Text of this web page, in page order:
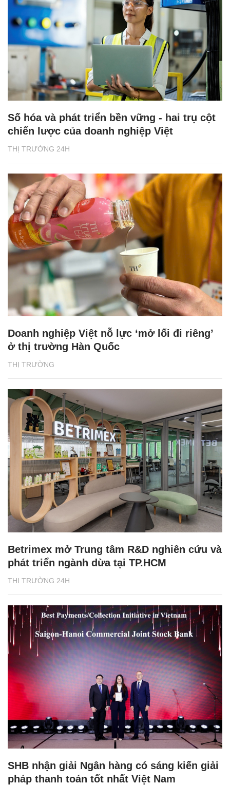
THỊ TRƯỜNG 24H
Số hóa và phát triển bền vững - hai trụ cột
chiến lược của doanh nghiệp Việt
THỊ TRƯỜNG
Doanh nghiệp Việt nỗ lực ‘mở lối đi riêng’
ở thị trường Hàn Quốc
THỊ TRƯỜNG 24H
Betrimex mở Trung tâm R&D nghiên cứu và
phát triển ngành dừa tại TP.HCM
SHB nhận giải Ngân hàng có sáng kiến giải
pháp thanh toán tốt nhất Việt Nam